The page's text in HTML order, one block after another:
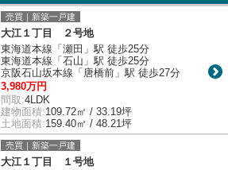
売買｜新築一戸建
大江１丁目 ２号地
東海道本線「瀬田」駅 徒歩25分
東海道本線「石山」駅 徒歩25分
京阪石山坂本線「唐橋前」駅 徒歩27分
3,980万円
間取:4LDK
建物面積:109.72㎡ / 33.19坪
土地面積:159.40㎡ / 48.21坪
売買｜新築一戸建
大江１丁目 １号地